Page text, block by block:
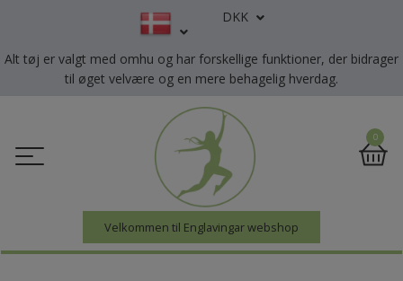
DKK
Alt tøj er valgt med omhu og har forskellige funktioner, der bidrager
til øget velvære og en mere behagelig hverdag.
Velkommen til Englavingar webshop
0